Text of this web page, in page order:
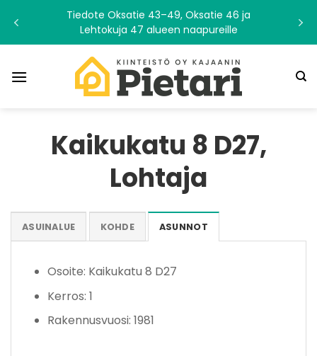
content
Tiedote Oksatie 43–49, Oksatie 46 ja
Lehtokuja 47 alueen naapureille
Kaikukatu 8 D27,
Lohtaja
ASUINALUE KOHDE ASUNNOT
Osoite: Kaikukatu 8 D27
Kerros: 1
Rakennusvuosi: 1981